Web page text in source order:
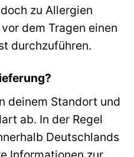
zu Allergien
dem Tragen einen
durchzuführen.
deinem Standort und
ab. In der Regel
Deutschlands